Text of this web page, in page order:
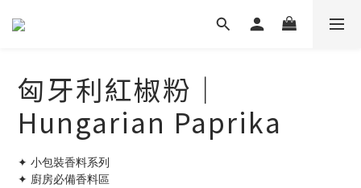
匈牙利紅椒粉｜
Hungarian Paprika
✦ 小包裝香料系列
✦ 廚房必備香料區